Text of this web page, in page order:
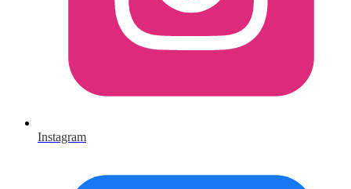
Instagram